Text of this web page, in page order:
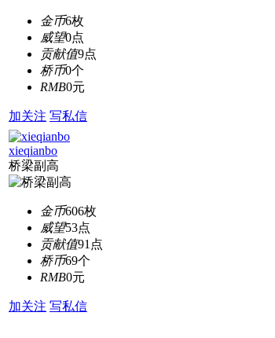
金币6枚
威望0点
贡献值9点
桥币0个
RMB0元
加关注 写私信
xieqianbo
桥梁副高
金币606枚
威望53点
贡献值91点
桥币69个
RMB0元
加关注 写私信